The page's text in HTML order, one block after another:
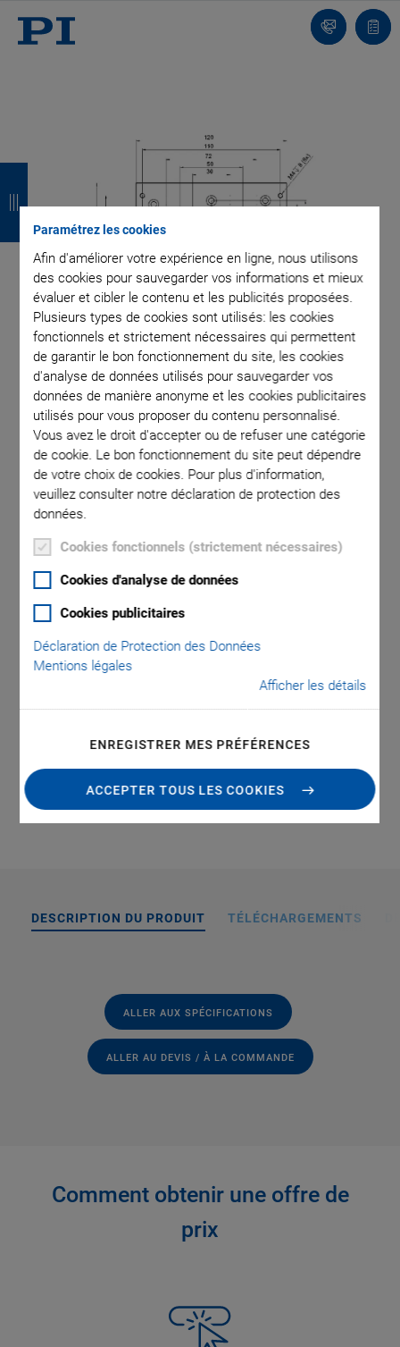
Paramétrez les cookies
Afin d'améliorer votre expérience en ligne, nous utilisons
des cookies pour sauvegarder vos informations et mieux
évaluer et cibler le contenu et les publicités proposées.
Plusieurs types de cookies sont utilisés: les cookies
fonctionnels et strictement nécessaires qui permettent
de garantir le bon fonctionnement du site, les cookies
d'analyse de données utilisés pour sauvegarder vos
données de manière anonyme et les cookies publicitaires
utilisés pour vous proposer du contenu personnalisé.
Vous avez le droit d'accepter ou de refuser une catégorie
de cookie. Le bon fonctionnement du site peut dépendre
de votre choix de cookies. Pour plus d'information,
veuillez consulter notre déclaration de protection des
données.
Cookies fonctionnels (strictement nécessaires)
Cookies d'analyse de données
Cookies publicitaires
Déclaration de Protection des Données
Mentions légales
Afficher les détails
ENREGISTRER MES PRÉFÉRENCES
ACCEPTER TOUS LES COOKIES
Contact
M-403.AP3 Adapter
Plate
For Mount on PI Standard Hole Pattern
And horizontal mount of M-403/404 on M-413/M-414, M-
DESCRIPTION DU PRODUIT TÉLÉCHARGEMENTS
ALLER AUX SPÉCIFICATIONS
ALLER AU DEVIS / À LA COMMANDE
Comment obtenir une offre de
prix
e
t
o
u
r
e
t
o
u
r
e
t
o
u
r
e
t
o
u
r